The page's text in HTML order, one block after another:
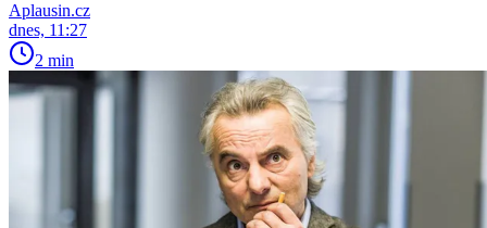
Aplausin.cz
dnes, 11:27
2 min